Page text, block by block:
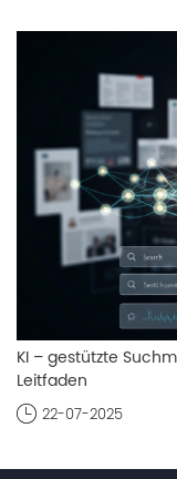
KI – gestützte
Leitfaden
22-07-2025